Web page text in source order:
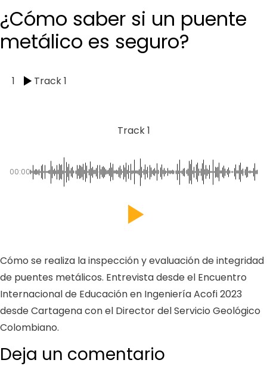
¿Cómo saber si un puente
metálico es seguro?
1 Track 1
Track 1
00:00
Cómo se realiza la inspección y evaluación de integridad
de puentes metálicos. Entrevista desde el Encuentro
Internacional de Educación en Ingeniería Acofi 2023
desde Cartagena con el Director del Servicio Geológico
Colombiano.
Deja un comentario